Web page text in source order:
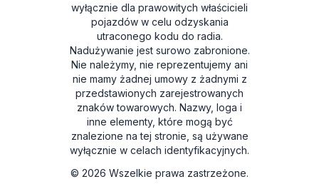
wyłącznie dla prawowitych właścicieli
pojazdów w celu odzyskania
utraconego kodu do radia.
Nadużywanie jest surowo zabronione.
Nie należymy, nie reprezentujemy ani
nie mamy żadnej umowy z żadnymi z
przedstawionych zarejestrowanych
znaków towarowych. Nazwy, loga i
inne elementy, które mogą być
znalezione na tej stronie, są używane
wyłącznie w celach identyfikacyjnych.
© 2026 Wszelkie prawa zastrzeżone.